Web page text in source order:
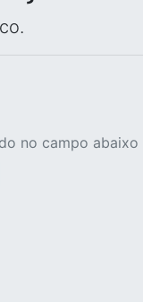
no campo abaixo